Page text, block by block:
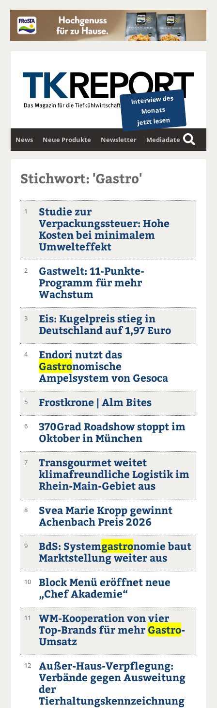
Interview des
Monats
jetzt lesen
News Neue Produkte Newsletter Mediadaten
S
u
Stichwort: 'Gastro'
1
Studie zur
Verpackungssteuer: Hohe
Kosten bei minimalem
Umwelteffekt
2
Gastwelt: 11-Punkte-
Programm für mehr
Wachstum
3
Eis: Kugelpreis stieg in
Deutschland auf 1,97 Euro
4
Endori nutzt das
Gastronomische
Ampelsystem von Gesoca
5 Frostkrone | Alm Bites
6
370Grad Roadshow stoppt im
Oktober in München
7
Transgourmet weitet
klimafreundliche Logistik im
Rhein-Main-Gebiet aus
8
Svea Marie Kropp gewinnt
Achenbach Preis 2026
9 BdS: Systemgastronomie baut
Marktstellung weiter aus
10
Block Menü eröffnet neue
„Chef Akademie“
11
WM-Kooperation von vier
Top-Brands für mehr Gastro-
Umsatz
12
Außer-Haus-Verpflegung:
Verbände gegen Ausweitung
der
Tierhaltungskennzeichnung